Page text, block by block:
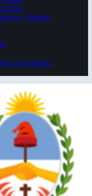
Libro
y Natural
Cocomarola”